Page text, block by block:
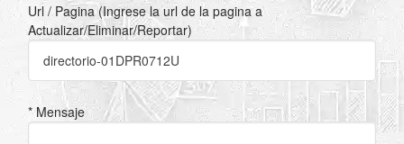
Url / Pagina (Ingrese la url de la pagina a
Actualizar/Eliminar/Reportar)
* Mensaje